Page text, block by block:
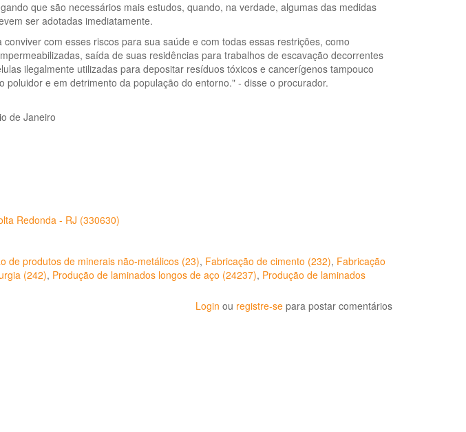
que são necessários mais estudos, quando, na verdade, algumas das medidas
ser adotadas imediatamente.
com esses riscos para sua saúde e com todas essas restrições, como
saída de suas residências para trabalhos de escavação decorrentes
ilegalmente utilizadas para depositar resíduos tóxicos e cancerígenos tampouco
poluidor e em detrimento da população do entorno." - disse o procurador.
de Janeiro
Redonda - RJ (330630)
de produtos de minerais não-metálicos (23), Fabricação de cimento (232), Fabricação
(242), Produção de laminados longos de aço (24237), Produção de laminados
Login ou registre-se para postar comentários